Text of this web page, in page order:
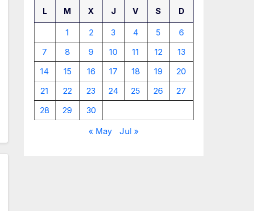
L M X J V S D
1 2 3 4 5
6
7
8 9 10 11 12
13
14
15 16 17 18 19
20
21
22 23 24 25 26
27
28
29 30
« May Jul »